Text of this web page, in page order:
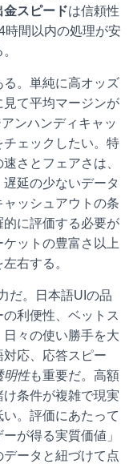
金スピードは信頼性
時間以内の処理が安
る。単純に高オッズ
て平均マージンが
ンハンディキャッ
ェックしたい。特
さとフェアさは、
延の少ないデータ
ッシュアウトの条
に評価する必要が
ットの豊富さ以上
右する。
だ。日本語UIの品
利便性、ベットス
々の使い勝手を大
応、応答スピー
明性も重要だ。高額
条件が複雑で現実
。評価にあたって
が得る実質価値」
ータと紐づけて点